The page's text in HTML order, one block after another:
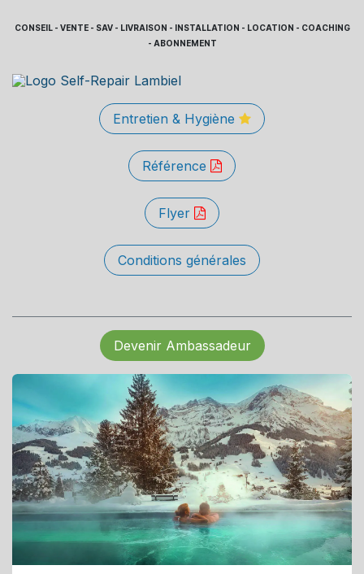
CONSEIL - VENTE - SAV - LIVRAISON - INSTALLATION - LOCATION - COACHING
- ABONNEMENT
Entretien & Hygiène
Référence
Flyer
Conditions générales
Devenir Ambassadeur